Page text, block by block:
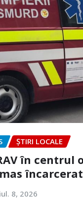
ȘTIRI LOCALE
în centrul
iul. 8, 2026